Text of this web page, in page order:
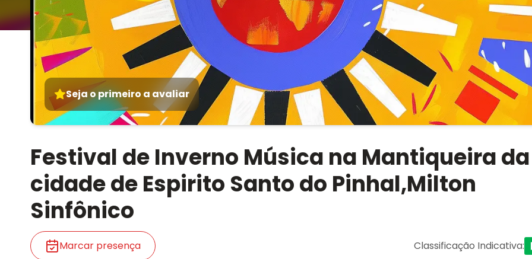
Seja o primeiro a avaliar
Festival de Inverno Música na Mantiqueira da
cidade de Espirito Santo do Pinhal,Milton
Sinfônico
Marcar presença Classificação Indicativa: